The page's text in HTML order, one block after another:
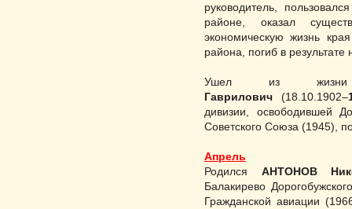
руководитель,
районе, оказал
экономическую жизнь
района, погиб в результате
Ушел из
Гаврилович (18.10.1902–
дивизии, осво­бо­дившей
Советс­кого Союза (1945),
Апрель
Родился АНТОНОВ
Балакирево
Гражданской авиации